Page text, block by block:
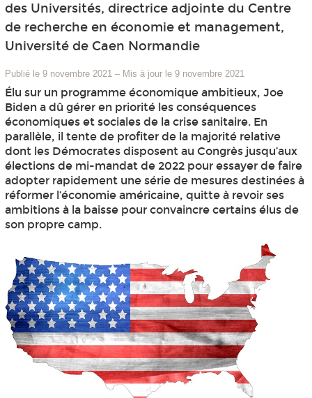
des Universités, directrice adjointe du Centre
de recherche en économie et management,
Université de Caen Normandie
Publié le 9 novembre 2021 – Mis à jour le 9 novembre 2021
Élu sur un programme économique ambitieux, Joe
Biden a dû gérer en priorité les conséquences
économiques et sociales de la crise sanitaire. En
parallèle, il tente de profiter de la majorité relative
dont les Démocrates disposent au Congrès jusqu’aux
élections de mi-mandat de 2022 pour essayer de faire
adopter rapidement une série de mesures destinées à
réformer l’économie américaine, quitte à revoir ses
ambitions à la baisse pour convaincre certains élus de
son propre camp.